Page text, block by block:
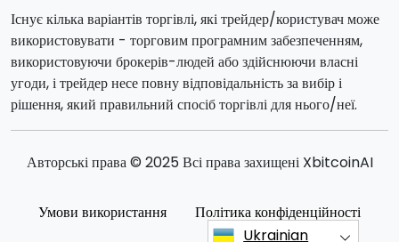
Існує кілька варіантів торгівлі, які трейдер/користувач може
використовувати - торговим програмним забезпеченням,
використовуючи брокерів-людей або здійснюючи власні
угоди, і трейдер несе повну відповідальність за вибір і
рішення, який правильний спосіб торгівлі для нього/неї.
Авторські права © 2025 Всі права захищені XbitcoinAI
Умови використання
Політика конфіденційності
Ukrainian